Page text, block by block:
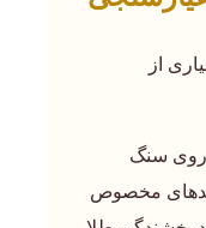
از
سنگ
مخصوص